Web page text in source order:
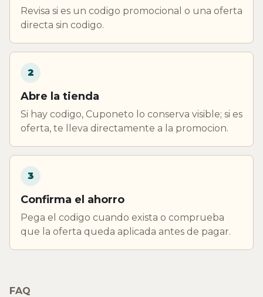
Revisa si es un codigo promocional o una oferta
directa sin codigo.
2
Abre la tienda
Si hay codigo, Cuponeto lo conserva visible; si es
oferta, te lleva directamente a la promocion.
3
Confirma el ahorro
Pega el codigo cuando exista o comprueba
que la oferta queda aplicada antes de pagar.
FAQ